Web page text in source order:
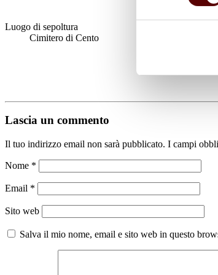
Luogo di sepoltura
Cimitero di Cento
Lascia un commento
Il tuo indirizzo email non sarà pubblicato. I campi
Nome *
Email *
Sito web
Salva il mio nome, email e sito web in questo